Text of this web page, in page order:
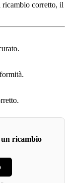
ricambio corretto, il
ricambio